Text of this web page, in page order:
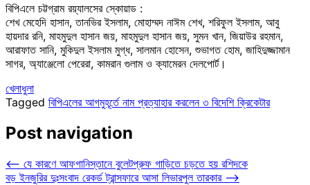
বিপিএলে চট্টগ্রাম রয়্যালসের স্কোয়াড :
শেখ মেহেদি হাসান, তানভির ইসলাম, মোহাম্মদ নাঈম শেখ, শরিফুল ইসলাম, আবু
হায়দার রনি, মাহমুদুল হাসান জয়, মাহমুদুল হাসান জয়, সুমন খান, জিয়াউর রহমান,
আরাফাত সানি, মুকিদুল ইসলাম মুগ্ধ, সালমান হোসেন, শুভাগত হোম, জাহিদুজ্জামান
সাগর, অ্যাঞ্জেলো পেরেরা, কামরান গুলাম ও ক্যামেরন দেলপোর্ট।
খেলাধুলা
Tagged বিপিএলের আগমুহূর্তে নাম প্রত্যাহার করলেন ৩ বিদেশি ক্রিকেটার
Post navigation
⟵ যে কারণে আফগানিস্তানে বুলেটপ্রুফ গাড়িতে চড়তে হয় রশিদকে
বড় ইনজুরির দুঃসংবাদ রেকর্ড ট্রান্সফারে আসা লিভারপুল তারকার ⟶